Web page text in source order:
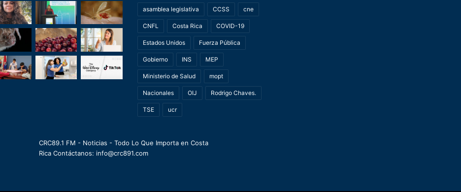
asamblea legislativa CCSS cne
CNFL Costa Rica COVID-19
Estados Unidos Fuerza Pública
Gobierno INS MEP
Ministerio de Salud mopt
Nacionales OIJ Rodrigo Chaves.
TSE ucr
CRC89.1 FM - Noticias - Todo Lo Que Importa en Costa
Rica Contáctanos: info@crc891.com